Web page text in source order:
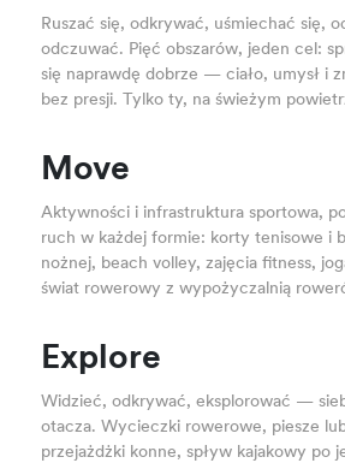
Ruszać się, odkrywać, uśmiechać się,
odczuwać. Pięć obszarów, jeden cel:
się naprawdę dobrze — ciało, umysł i
bez presji. Tylko ty, na świeżym
Move
Aktywności i infrastruktura sportowa,
ruch w każdej formie: korty tenisowe i
nożnej, beach volley, zajęcia fitness,
świat rowerowy z wypożyczalnią
Explore
Widzieć, odkrywać, eksplorować —
otacza. Wycieczki rowerowe, piesze
przejażdżki konne, spływ kajakowy po